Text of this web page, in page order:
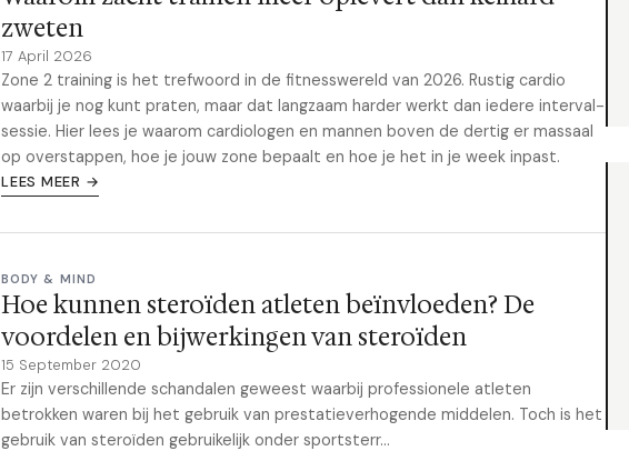
zweten
17 April 2026
Zone 2 training is het trefwoord in de fitnesswereld van 2026. Rustig cardio
waarbij je nog kunt praten, maar dat langzaam harder werkt dan iedere interval-
sessie. Hier lees je waarom cardiologen en mannen boven de dertig er massaal
op overstappen, hoe je jouw zone bepaalt en hoe je het in je week inpast.
LEES MEER →
BODY & MIND
Hoe kunnen steroïden atleten beïnvloeden? De
voordelen en bijwerkingen van steroïden
15 September 2020
Er zijn verschillende schandalen geweest waarbij professionele atleten
betrokken waren bij het gebruik van prestatieverhogende middelen. Toch is het
gebruik van steroïden gebruikelijk onder sportsterr...